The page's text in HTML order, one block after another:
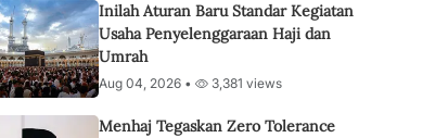
Inilah Aturan Baru Standar Kegiatan
Usaha Penyelenggaraan Haji dan
Umrah
Aug 04, 2026 • 3,381 views
Menhaj Tegaskan Zero Tolerance